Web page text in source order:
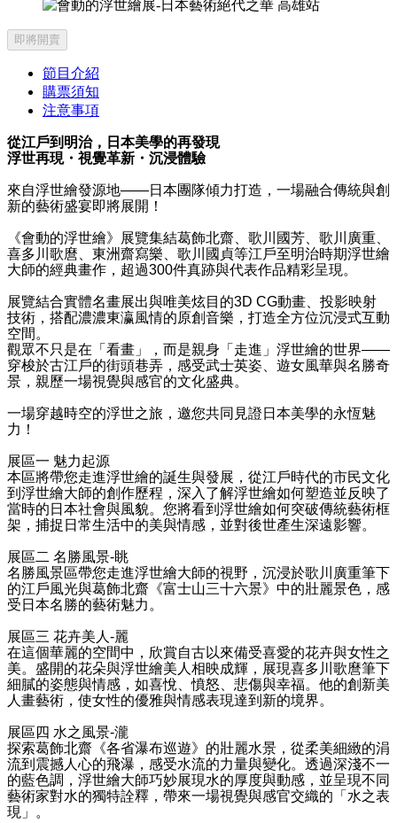
即將開賣
節目介紹
購票須知
注意事項
從江戶到明治，日本美學的再發現
浮世再現・視覺革新・沉浸體驗
來自浮世繪發源地——日本團隊傾力打造，一場融合傳統與創
新的藝術盛宴即將展開！
《會動的浮世繪》展覽集結葛飾北齋、歌川國芳、歌川廣重、
喜多川歌麿、東洲齋寫樂、歌川國貞等江戶至明治時期浮世繪
大師的經典畫作，超過300件真跡與代表作品精彩呈現。
展覽結合實體名畫展出與唯美炫目的3D CG動畫、投影映射
技術，搭配濃濃東瀛風情的原創音樂，打造全方位沉浸式互動
空間。
觀眾不只是在「看畫」，而是親身「走進」浮世繪的世界——
穿梭於古江戶的街頭巷弄，感受武士英姿、遊女風華與名勝奇
景，親歷一場視覺與感官的文化盛典。
一場穿越時空的浮世之旅，邀您共同見證日本美學的永恆魅
力！
展區一 魅力起源
本區將帶您走進浮世繪的誕生與發展，從江戶時代的市民文化
到浮世繪大師的創作歷程，深入了解浮世繪如何塑造並反映了
當時的日本社會與風貌。您將看到浮世繪如何突破傳統藝術框
架，捕捉日常生活中的美與情感，並對後世產生深遠影響。
展區二 名勝風景-眺
名勝風景區帶您走進浮世繪大師的視野，沉浸於歌川廣重筆下
的江戶風光與葛飾北齋《富士山三十六景》中的壯麗景色，感
受日本名勝的藝術魅力。
展區三 花卉美人 -麗
在這個華麗的空間中，欣賞自古以來備受喜愛的花卉與女性之
美。盛開的花朵與浮世繪美人相映成輝，展現喜多川歌麿筆下
細膩的姿態與情感，如喜悅、憤怒、悲傷與幸福。他的創新美
人畫藝術，使女性的優雅與情感表現達到新的境界。
展區四 水之風景-瀧
探索葛飾北齋《各省瀑布巡遊》的壯麗水景，從柔美細緻的涓
流到震撼人心的飛瀑，感受水流的力量與變化。透過深淺不一
的藍色調，浮世繪大師巧妙展現水的厚度與動感，並呈現不同
藝術家對水的獨特詮釋，帶來一場視覺與感官交織的「水之表
現」。